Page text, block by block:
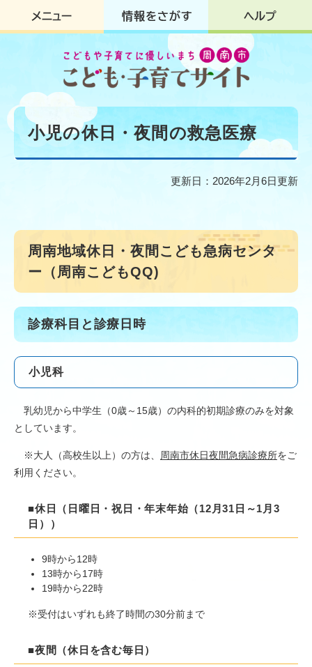
ジ
す
。
ュ
し
て
本
小児の休日・夜間の救急医療
更新日：2026年2月6日更新
周南地域休日・夜間こども急病センタ
ー（周南こどもQQ)
診療科目と診療日時
小児科
乳幼児から中学生（0歳～15歳）の内科的初期診療のみを対象
としています。
※大人（高校生以上）の方は、 周南市休日夜間急病診療所をご
利用ください。
■休日（日曜日・祝日・年末年始（12月31日～1月3
日））
9時から12時
13時から17時
19時から22時
※受付はいずれも終了時間の30分前まで
■夜間（休日を含む毎日）